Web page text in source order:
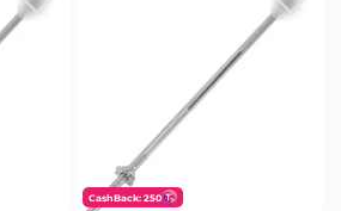
CashBack: 250